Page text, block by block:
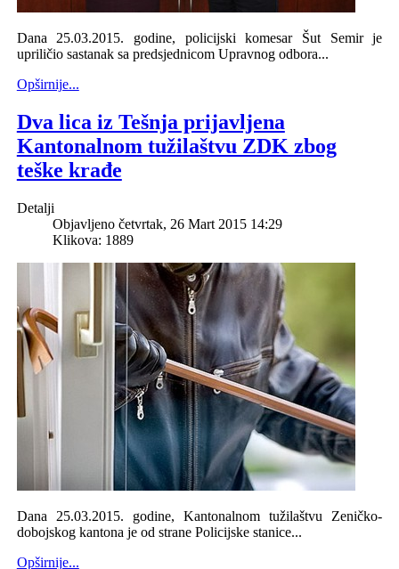
Dana 25.03.2015. godine, policijski komesar Šut Semir je
upriličio sastanak sa predsjednicom Upravnog odbora...
Opširnije...
Dva lica iz Tešnja prijavljena
Kantonalnom tužilaštvu ZDK zbog
teške krađe
Detalji
Objavljeno četvrtak, 26 Mart 2015 14:29
Klikova: 1889
Dana 25.03.2015. godine, Kantonalnom tužilaštvu Zeničko-
dobojskog kantona je od strane Policijske stanice...
Opširnije...